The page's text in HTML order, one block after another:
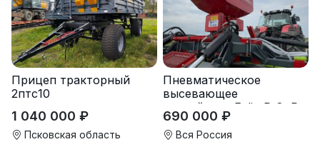
Прицеп тракторный
2птс10
1 040 000 ₽
Псковская область
Пневматическое
высевающее
устройство Folio R-8, R-
12
690 000 ₽
Вся Россия